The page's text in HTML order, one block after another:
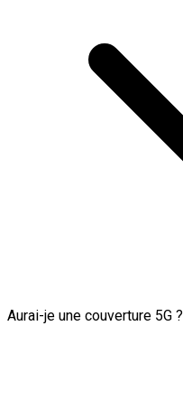
Aurai-je une couverture 5G ?